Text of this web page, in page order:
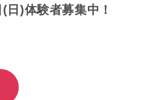
(日)体験者募集中！